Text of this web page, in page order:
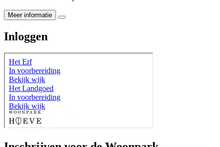
Meer informatie
Inloggen